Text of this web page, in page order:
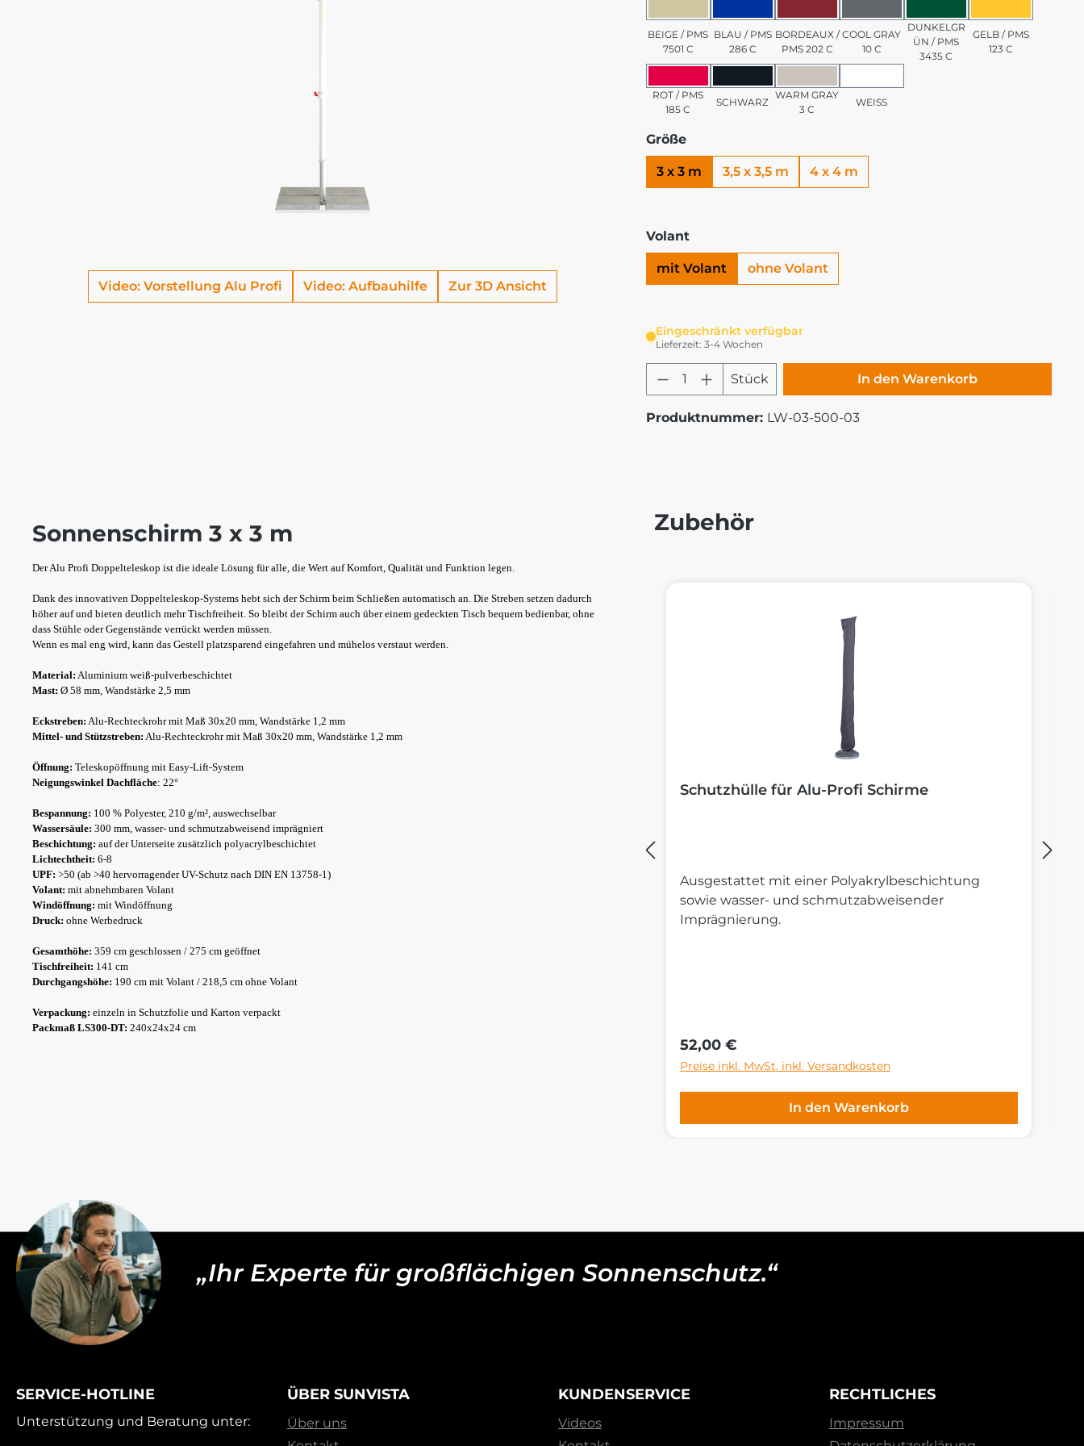
Video: Vorstellung Alu Profi Video: Aufbauhilfe Zur 3D Ansicht
BEIGE / PMS 7501 C
BEIGE / PMS
7501 C
BLAU / PMS 286 C
BLAU / PMS
286 C
BORDEAUX / PMS 202 C
BORDEAUX /
PMS 202 C
COOL GRAY 10 C
COOL GRAY
10 C
DUNKELGRÜN / PMS
DUNKELGR
ÜN / PMS
3435 C
GELB / PMS
GELB / PMS
123 C
ROT / PMS 185 C
ROT / PMS
185 C
SCHWARZ
SCHWARZ
WARM GRAY 3 C
WARM GRAY
3 C
WEISS
WEISS
Größe
3 x 3 m 3,5 x 3,5 m 4 x 4 m
Volant
mit Volant ohne Volant
Eingeschränkt verfügbar
Lieferzeit: 3-4 Wochen
Produkt Anzahl: Gib den gewünschten
Stück In den Warenkorb
Produktnummer: LW-03-500-03
Sonnenschirm 3 x 3 m
Der Alu Profi Doppelteleskop ist die ideale Lösung für alle, die Wert auf Komfort, Qualität und Funktion legen.
Dank des innovativen Doppelteleskop-Systems hebt sich der Schirm beim Schließen automatisch an. Die Streben setzen dadurch
höher auf und bieten deutlich mehr Tischfreiheit. So bleibt der Schirm auch über einem gedeckten Tisch bequem bedienbar, ohne
dass Stühle oder Gegenstände verrückt werden müssen.
Wenn es mal eng wird, kann das Gestell platzsparend eingefahren und mühelos verstaut werden.
Material: Aluminium weiß-pulverbeschichtet
Mast: Ø 58 mm, Wandstärke 2,5 mm
Eckstreben: Alu-Rechteckrohr mit Maß 30x20 mm, Wandstärke 1,2 mm
Mittel- und Stützstreben: Alu-Rechteckrohr mit Maß 30x20 mm, Wandstärke 1,2 mm
Öffnung: Teleskopöffnung mit Easy-Lift-System
Neigungswinkel Dachfläche: 22°
Bespannung: 100 % Polyester, 210 g/m², auswechselbar
Wassersäule: 300 mm, wasser- und schmutzabweisend imprägniert
Beschichtung: auf der Unterseite zusätzlich polyacrylbeschichtet
Lichtechtheit: 6-8
UPF: >50 (ab >40 hervorragender UV-Schutz nach DIN EN 13758-1)
Volant: mit abnehmbaren Volant
Windöffnung: mit Windöffnung
Druck: ohne Werbedruck
Gesamthöhe: 359 cm geschlossen / 275 cm geöffnet
Tischfreiheit: 141 cm
Durchgangshöhe: 190 cm mit Volant / 218,5 cm ohne Volant
Verpackung: einzeln in Schutzfolie und Karton verpackt
Packmaß LS300-DT: 240x24x24 cm
Zubehör
Schutzhülle für Alu-Profi Schirme
Ausgestattet mit einer Polyakrylbeschichtung
sowie wasser- und schmutzabweisender
Imprägnierung.
Regulärer Preis:
52,00 €
Preise inkl. MwSt. inkl. Versandkosten
In den Warenkorb
„Ihr Experte für großflächigen Sonnenschutz.“
SERVICE-HOTLINE
Unterstützung und Beratung unter:
ÜBER SUNVISTA
Über uns
KUNDENSERVICE
Videos
RECHTLICHES
Impressum